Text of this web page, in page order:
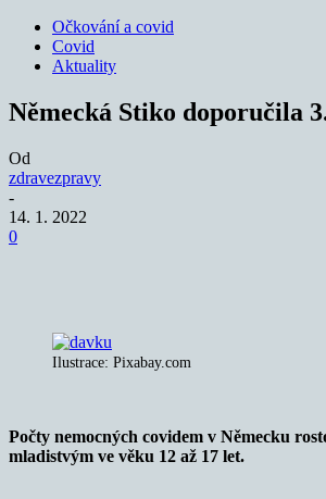
Očkování a covid
Covid
Aktuality
Německá Stiko doporučila
Od
zdravezpravy
-
14. 1. 2022
0
Ilustrace: Pixabay.com
Počty nemocných covidem v Německu
mladistvým ve věku 12 až 17 let.